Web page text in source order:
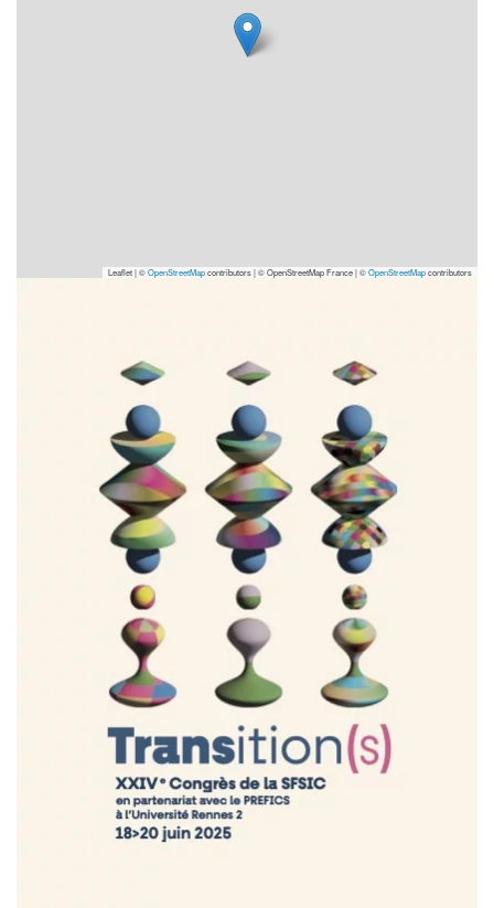
Leaflet | ©OpenStreetMapcontributors|© OpenStreetMap France | ©OpenStreetMapcontributors